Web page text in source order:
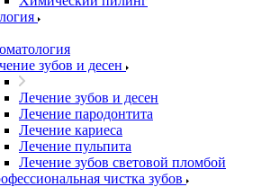
зубов и десен
Лечение зубов и десен
Лечение пародонтита
Лечение кариеса
Лечение пульпита
Лечение зубов световой пломбой
чистка зубов